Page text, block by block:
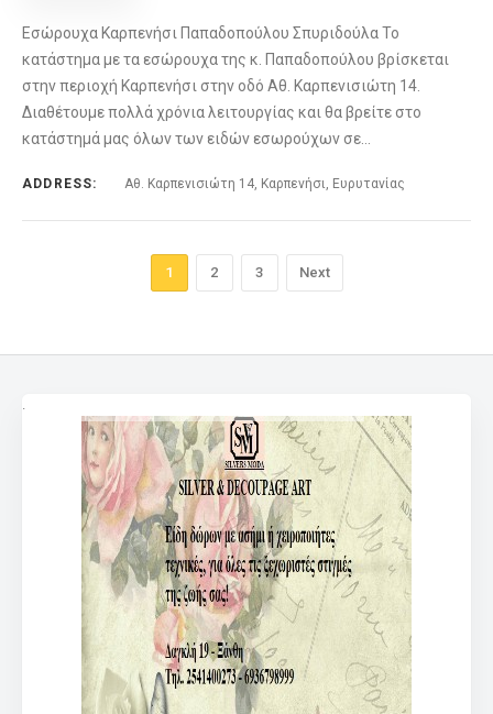
Εσώρουχα Καρπενήσι Παπαδοπούλου Σπυριδούλα Το
κατάστημα με τα εσώρουχα της κ. Παπαδοπούλου βρίσκεται
στην περιοχή Καρπενήσι στην οδό Αθ. Καρπενισιώτη 14.
Διαθέτουμε πολλά χρόνια λειτουργίας και θα βρείτε στο
κατάστημά μας όλων των ειδών εσωρούχων σε…
ADDRESS: Αθ. Καρπενισιώτη 14, Καρπενήσι, Ευρυτανίας
1 2 3 Next
.